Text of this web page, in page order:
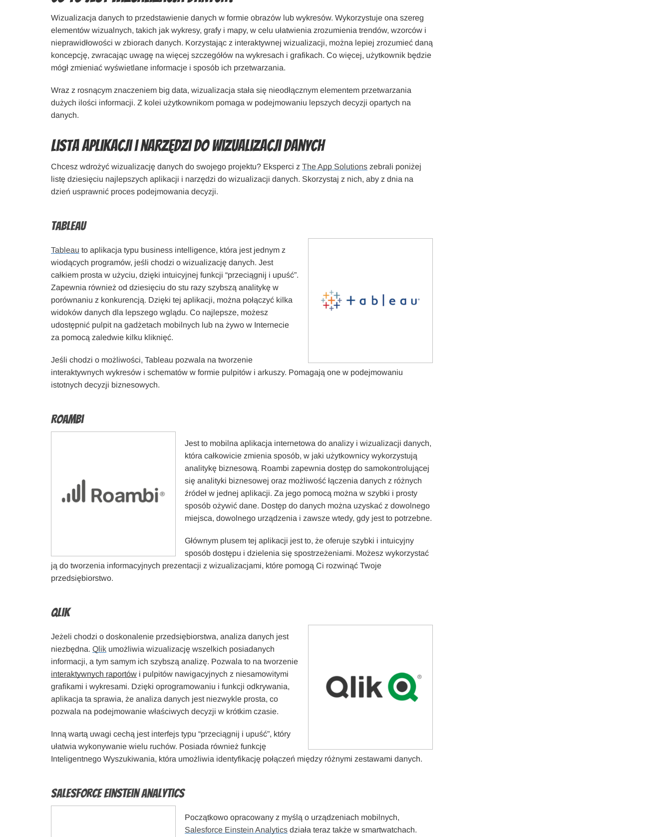
Wizualizacja danych to przedstawienie danych w formie obrazów lub wykresów. Wykorzystuje ona szereg
elementów wizualnych, takich jak wykresy, grafy i mapy, w celu ułatwienia zrozumienia trendów, wzorców i
nieprawidłowości w zbiorach danych. Korzystając z interaktywnej wizualizacji, można lepiej zrozumieć daną
koncepcję, zwracając uwagę na więcej szczegółów na wykresach i grafikach. Co więcej, użytkownik będzie
mógł zmieniać wyświetlane informacje i sposób ich przetwarzania.
Wraz z rosnącym znaczeniem big data, wizualizacja stała się nieodłącznym elementem przetwarzania
dużych ilości informacji. Z kolei użytkownikom pomaga w podejmowaniu lepszych decyzji opartych na
danych.
Lista aplikacji i narzędzi do wizualizacji danych
Chcesz wdrożyć wizualizację danych do swojego projektu? Eksperci z The App Solutions zebrali poniżej
listę dziesięciu najlepszych aplikacji i narzędzi do wizualizacji danych. Skorzystaj z nich, aby z dnia na
dzień usprawnić proces podejmowania decyzji.
Tableau
Tableau to aplikacja typu business intelligence, która jest jednym z
wiodących programów, jeśli chodzi o wizualizację danych. Jest
całkiem prosta w użyciu, dzięki intuicyjnej funkcji “przeciągnij i upuść”.
Zapewnia również od dziesięciu do stu razy szybszą analitykę w
porównaniu z konkurencją. Dzięki tej aplikacji, można połączyć kilka
widoków danych dla lepszego wglądu. Co najlepsze, możesz
udostępnić pulpit na gadżetach mobilnych lub na żywo w Internecie
za pomocą zaledwie kilku kliknięć.
Jeśli chodzi o możliwości, Tableau pozwala na tworzenie
interaktywnych wykresów i schematów w formie pulpitów i arkuszy. Pomagają one w podejmowaniu
istotnych decyzji biznesowych.
Roambi
Jest to mobilna aplikacja internetowa do analizy i wizualizacji danych,
która całkowicie zmienia sposób, w jaki użytkownicy wykorzystują
analitykę biznesową. Roambi zapewnia dostęp do samokontrolującej
się analityki biznesowej oraz możliwość łączenia danych z różnych
źródeł w jednej aplikacji. Za jego pomocą można w szybki i prosty
sposób ożywić dane. Dostęp do danych można uzyskać z dowolnego
miejsca, dowolnego urządzenia i zawsze wtedy, gdy jest to potrzebne.
Głównym plusem tej aplikacji jest to, że oferuje szybki i intuicyjny
sposób dostępu i dzielenia się spostrzeżeniami. Możesz wykorzystać
ją do tworzenia informacyjnych prezentacji z wizualizacjami, które pomogą Ci rozwinąć Twoje
przedsiębiorstwo.
Qlik
Jeżeli chodzi o doskonalenie przedsiębiorstwa, analiza danych jest
niezbędna. Qlik umożliwia wizualizację wszelkich posiadanych
informacji, a tym samym ich szybszą analizę. Pozwala to na tworzenie
interaktywnych raportów i pulpitów nawigacyjnych z niesamowitymi
grafikami i wykresami. Dzięki oprogramowaniu i funkcji odkrywania,
aplikacja ta sprawia, że analiza danych jest niezwykle prosta, co
pozwala na podejmowanie właściwych decyzji w krótkim czasie.
Inną wartą uwagi cechą jest interfejs typu “przeciągnij i upuść”, który
ułatwia wykonywanie wielu ruchów. Posiada również funkcję
Inteligentnego Wyszukiwania, która umożliwia identyfikację połączeń między różnymi zestawami danych.
Salesforce Einstein Analytics
Początkowo opracowany z myślą o urządzeniach mobilnych,
Salesforce Einstein Analytics działa teraz także w smartwatchach.